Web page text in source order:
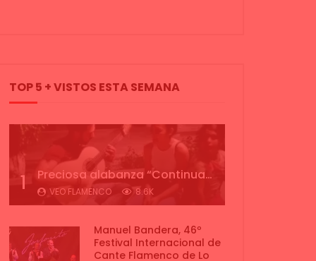
TOP 5 + VISTOS ESTA SEMANA
1 Preciosa alabanza “Continua” cantada por ALBA CORTES acompañada de IVAN a la guitarra | VEOFLAMENCO
VEO FLAMENCO 8.6K
Manuel Bandera, 46º
Festival Internacional de
Cante Flamenco de Lo